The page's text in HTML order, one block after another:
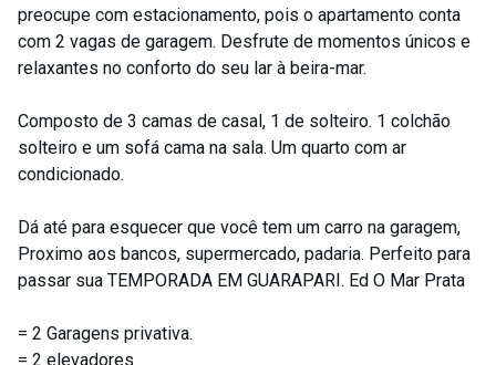
preocupe com estacionamento, pois o apartamento conta
com 2 vagas de garagem. Desfrute de momentos únicos e
relaxantes no conforto do seu lar à beira-mar.
Composto de 3 camas de casal, 1 de solteiro. 1 colchão
solteiro e um sofá cama na sala. Um quarto com ar
condicionado.
Dá até para esquecer que você tem um carro na garagem,
Proximo aos bancos, supermercado, padaria. Perfeito para
passar sua TEMPORADA EM GUARAPARI. Ed O Mar Prata
= 2 Garagens privativa.
= 2 elevadores